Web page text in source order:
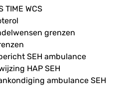
TIME WCS
grenzen
SEH ambulance
HAP SEH
ambulance SEH